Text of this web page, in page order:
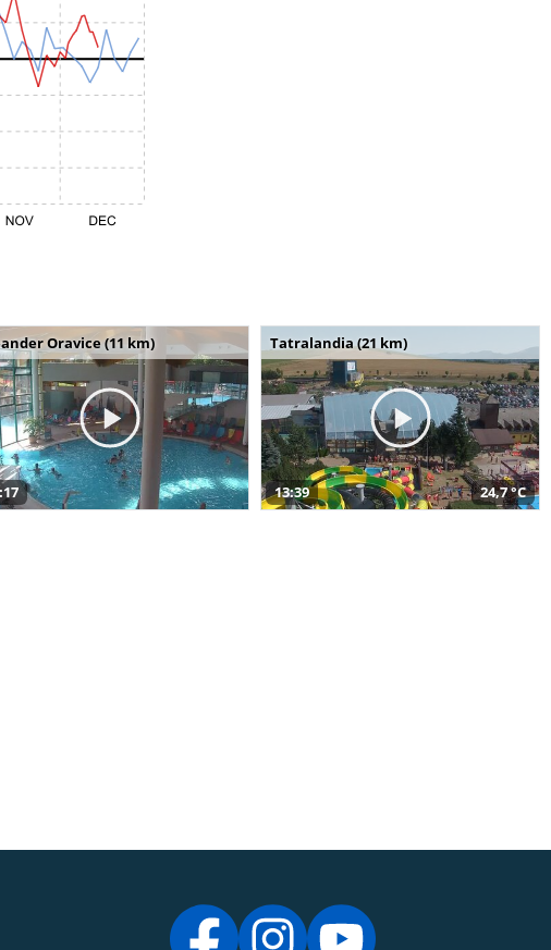
Oravice (11 km) Tatralandia (21 km)
13:39 24,7 °C